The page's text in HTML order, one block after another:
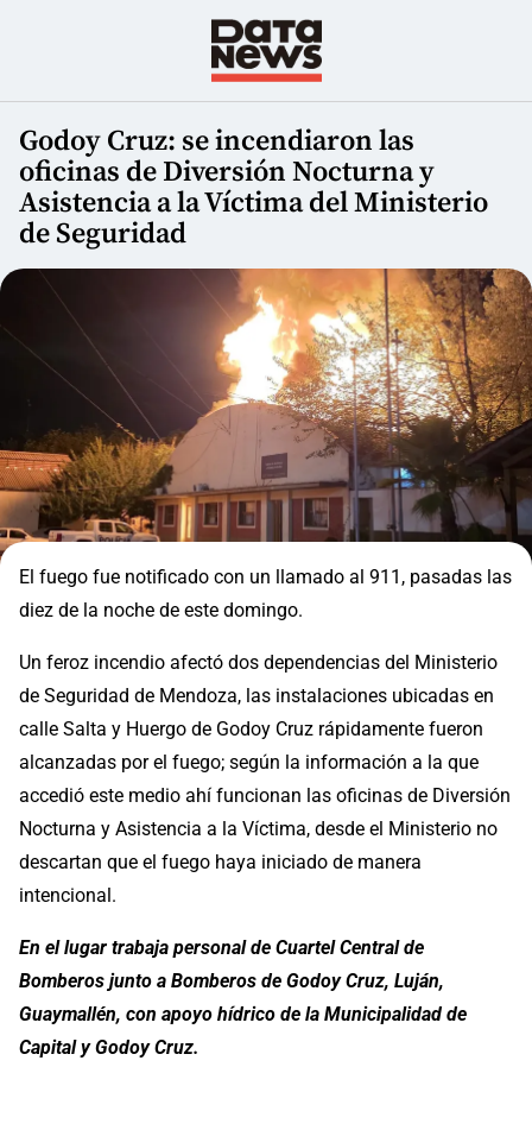
Godoy Cruz: se incendiaron las
oficinas de Diversión Nocturna y
Asistencia a la Víctima del Ministerio
de Seguridad
El fuego fue notificado con un llamado al 911, pasadas las
diez de la noche de este domingo.
Un feroz incendio afectó dos dependencias del Ministerio
de Seguridad de Mendoza, las instalaciones ubicadas en
calle Salta y Huergo de Godoy Cruz rápidamente fueron
alcanzadas por el fuego; según la información a la que
accedió este medio ahí funcionan las oficinas de Diversión
Nocturna y Asistencia a la Víctima, desde el Ministerio no
descartan que el fuego haya iniciado de manera
intencional.
En el lugar trabaja personal de Cuartel Central de
Bomberos junto a Bomberos de Godoy Cruz, Luján,
Guaymallén, con apoyo hídrico de la Municipalidad de
Capital y Godoy Cruz.